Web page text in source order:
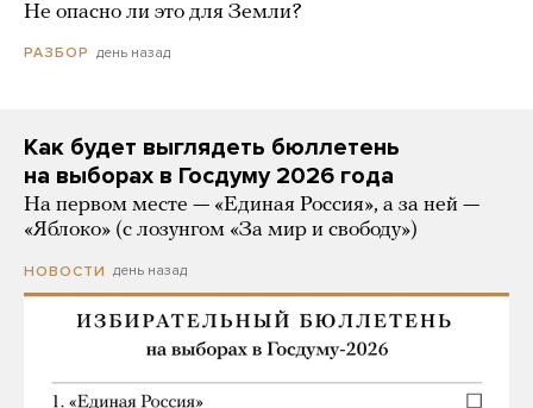
Не опасно ли это для Земли?
РАЗБОР день назад
Как будет выглядеть бюллетень
на выборах в Госдуму 2026 года
На первом месте — «Единая Россия», а за ней —
«Яблоко» (с лозунгом «За мир и свободу»)
НОВОСТИ день назад